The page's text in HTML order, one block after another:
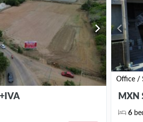
chevron_right
Office /
chevron_left
MXN
6